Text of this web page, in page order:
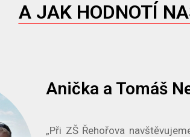
A JAK HODNOTÍ
Anička a Tomáš
„Při ZŠ Řehořova